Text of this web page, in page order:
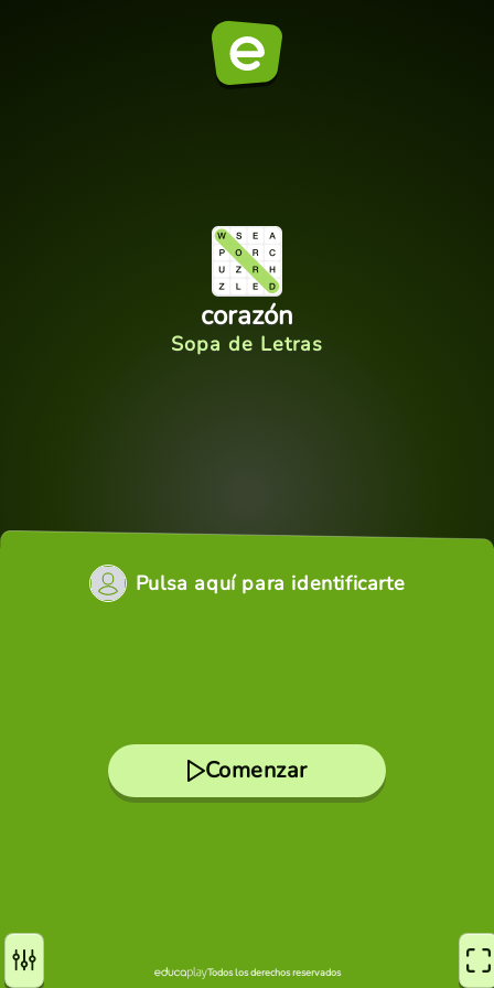
corazón
Sopa de Letras
Pulsa aquí para identificarte
Comenzar
Todos los derechos reservados